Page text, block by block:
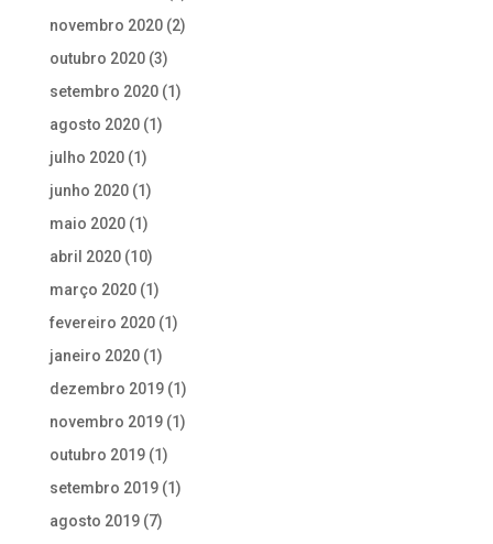
novembro 2020(2)
outubro 2020(3)
setembro 2020(1)
agosto 2020(1)
julho 2020(1)
junho 2020(1)
maio 2020(1)
abril 2020(10)
março 2020(1)
fevereiro 2020(1)
janeiro 2020(1)
dezembro 2019(1)
novembro 2019(1)
outubro 2019(1)
setembro 2019(1)
agosto 2019(7)